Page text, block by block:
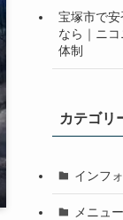
宝塚市で
なら｜ニ
体制
カテゴリ
インフ
メニュ